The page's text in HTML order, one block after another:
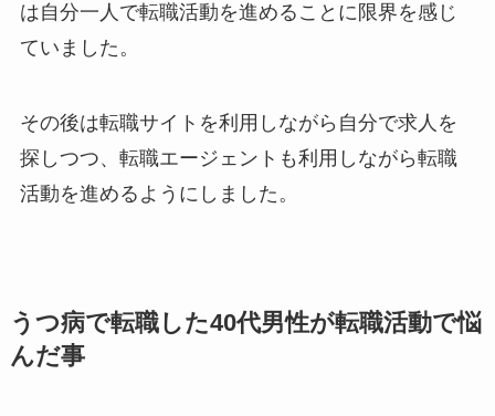
は自分一人で転職活動を進めることに限界を感じ
ていました。
その後は転職サイトを利用しながら自分で求人を
探しつつ、転職エージェントも利用しながら転職
活動を進めるようにしました。
うつ病で転職した40代男性が転職活動で悩
んだ事